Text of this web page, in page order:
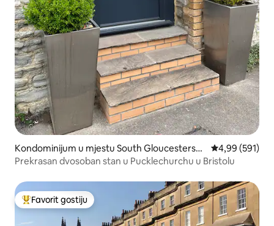
Kondominijum u mjestu South Gloucestershi
re
prosječna
4,99 (591)
Prekrasan dvosoban stan u Pucklechurchu u Bristolu
Glavni favorit gostiju
Favorit gostiju